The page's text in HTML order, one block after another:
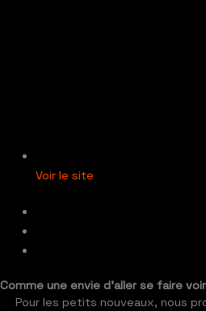
Voir le site
Comme une envie d'aller se faire
Pour les petits nouveaux, nous